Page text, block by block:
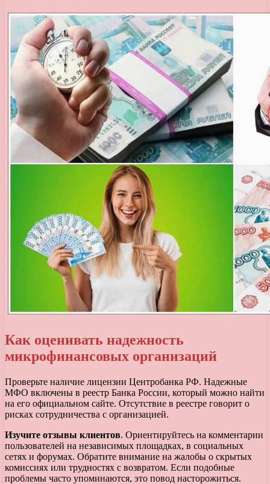
Как оценивать надежность
микрофинансовых организаций
Проверьте наличие лицензии Центробанка РФ. Надежные
МФО включены в реестр Банка России, который можно найти
на его официальном сайте. Отсутствие в реестре говорит о
рисках сотрудничества с организацией.
Изучите отзывы клиентов. Ориентируйтесь на комментарии
пользователей на независимых площадках, в социальных
сетях и форумах. Обратите внимание на жалобы о скрытых
комиссиях или трудностях с возвратом. Если подобные
проблемы часто упоминаются, это повод насторожиться.